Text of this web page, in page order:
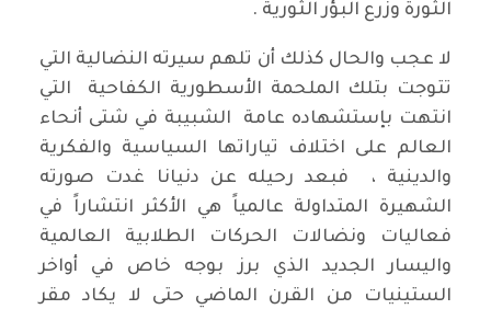
الثورة وزرع البؤر الثورية .
لا عجب والحال كذلك أن تلهم سيرته النضالية التي
تتوجت بتلك الملحمة الأسطورية الكفاحية التي
انتهت بإستشهاده عامة الشبيبة في شتى أنحاء
العالم على اختلاف تياراتها السياسية والفكرية
والدينية ، فبعد رحيله عن دنيانا غدت صورته
الشهيرة المتداولة عالمياً هي الأكثر انتشاراً في
فعاليات ونضالات الحركات الطلابية العالمية
واليسار الجديد الذي برز بوجه خاص في أواخر
الستينيات من القرن الماضي حتى لا يكاد مقر